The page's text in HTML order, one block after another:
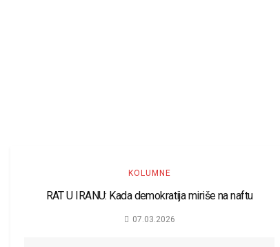
KOLUMNE
RAT U IRANU: Kada demokratija miriše na naftu
07.03.2026